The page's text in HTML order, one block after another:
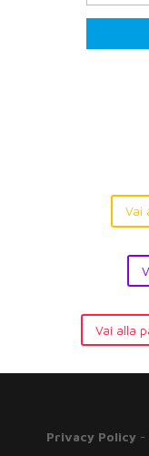
Vai
Vai alla
Privacy Policy-